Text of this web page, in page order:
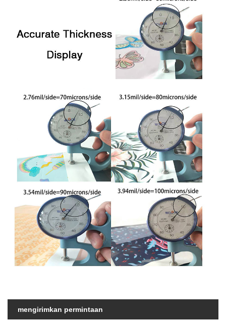
mengirimkan permintaan